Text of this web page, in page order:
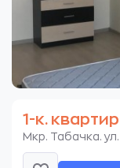
1-к.
Мкр. Табачка.